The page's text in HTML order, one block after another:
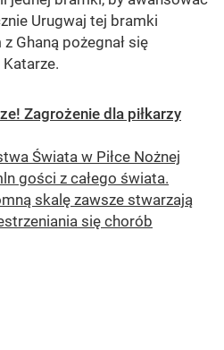
Urugwaj tej bramki
Ghaną pożegnał się
Zagrożenie dla piłkarzy
Świata w Piłce Nożnej
gości z całego świata.
skalę zawsze stwarzają
się chorób